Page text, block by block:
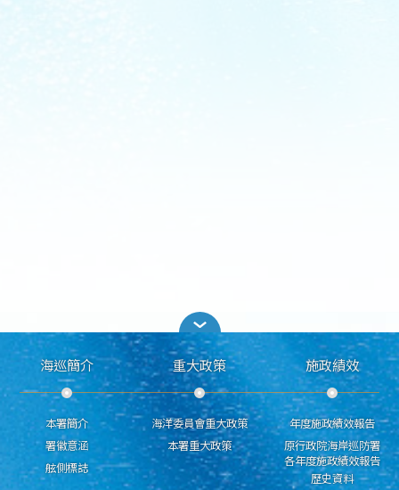
海巡簡介
本署簡介
署徽意涵
舷側標誌
重大政策
海洋委員會重大政策
本署重大政策
施政績效
年度施政績效報告
原行政院海岸巡防署
各年度施政績效報告
歷史資料